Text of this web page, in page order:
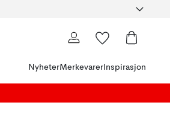
NyheterMerkevarer Inspirasjon